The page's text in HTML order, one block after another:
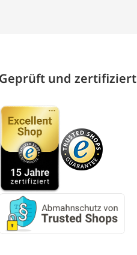
Geprüft und zertifiziert